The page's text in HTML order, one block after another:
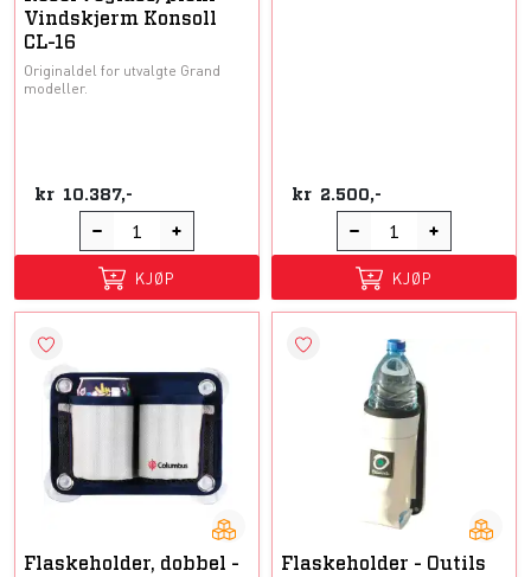
Vindskjerm Konsoll
CL-16
Originaldel for utvalgte Grand
modeller.
kr 10.387,-
KJØP
kr 2.500,-
KJØP
Flaskeholder, dobbel - Flaskeholder - Outils